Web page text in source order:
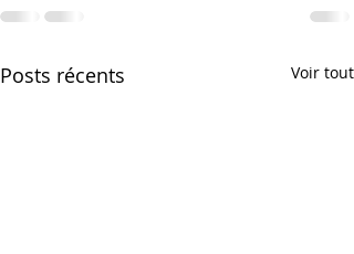
Posts récents Voir tout